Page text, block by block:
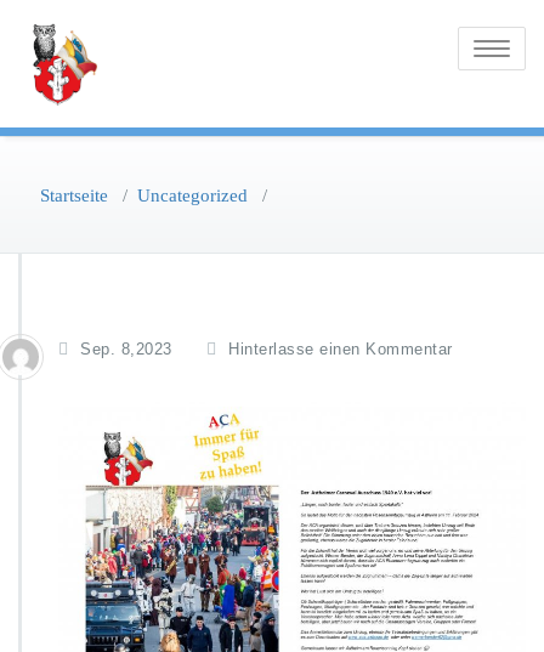
springen
Toggle
Startseite / Uncategorized /
Sep. 8,2023 Hinterlasse einen Kommentar